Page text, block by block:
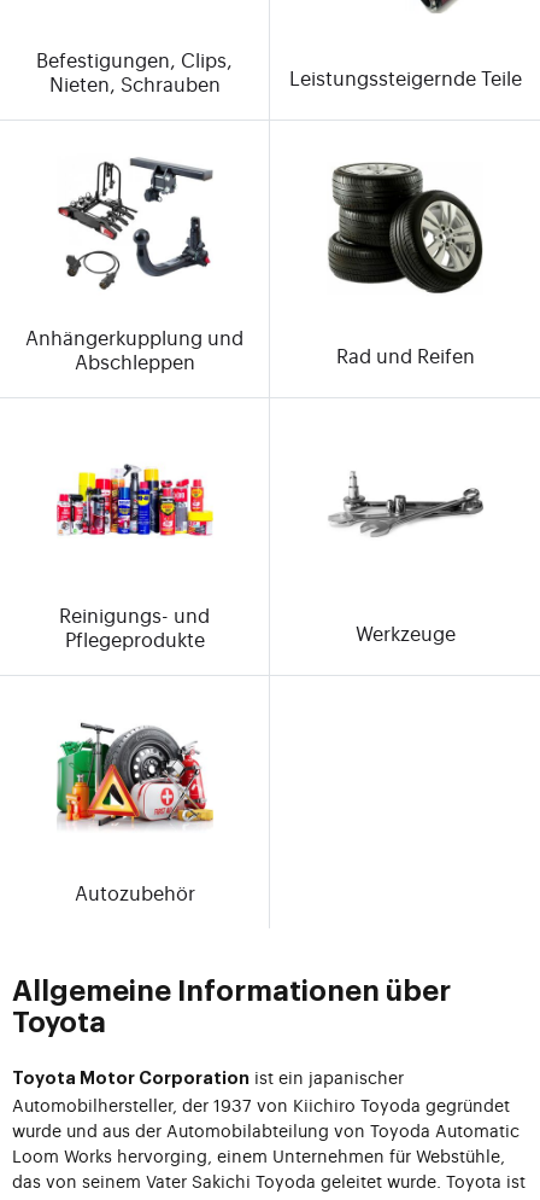
Befestigungen, Clips,
Nieten, Schrauben
Leistungssteigernde Teile
Anhängerkupplung und
Abschleppen
Rad und Reifen
Reinigungs- und
Pflegeprodukte
Werkzeuge
Autozubehör
Allgemeine Informationen über
Toyota
Toyota Motor Corporation ist ein japanischer
Automobilhersteller, der 1937 von Kiichiro Toyoda gegründet
wurde und aus der Automobilabteilung von Toyoda Automatic
Loom Works hervorging, einem Unternehmen für Webstühle,
das von seinem Vater Sakichi Toyoda geleitet wurde. Toyota ist